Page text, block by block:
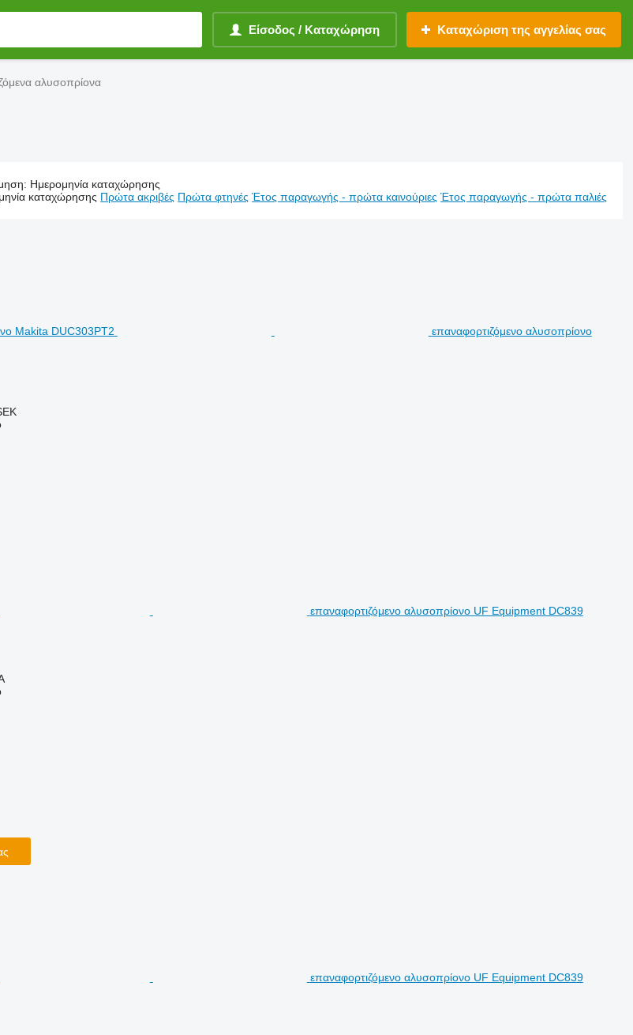
Είσοδος / Καταχώρηση Καταχώριση της αγγελίας σας
αλυσοπρίονα
: Ημερομηνία καταχώρησης
καταχώρησης Πρώτα ακριβές Πρώτα φτηνές Έτος παραγωγής - πρώτα καινούριες Έτος παραγωγής - πρώτα παλιές
επαναφορτιζόμενο αλυσοπρίονο
επαναφορτιζόμενο αλυσοπρίονο UF Equipment DC839
επαναφορτιζόμενο αλυσοπρίονο UF Equipment DC839